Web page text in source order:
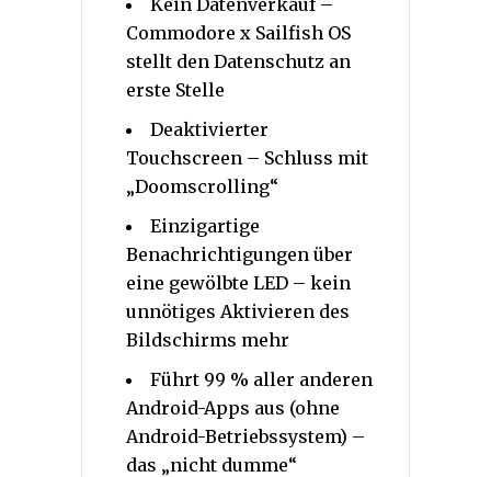
Commodore x Sailfish OS
stellt den Datenschutz an
erste Stelle
Deaktivierter
Touchscreen – Schluss mit
„Doomscrolling“
Einzigartige
Benachrichtigungen über
eine gewölbte LED – kein
unnötiges Aktivieren des
Bildschirms mehr
Führt 99 % aller anderen
Android-Apps aus (ohne
Android-Betriebssystem) –
das „nicht dumme“